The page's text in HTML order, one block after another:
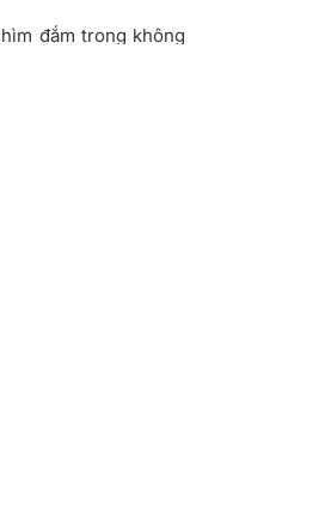
đắm trong không